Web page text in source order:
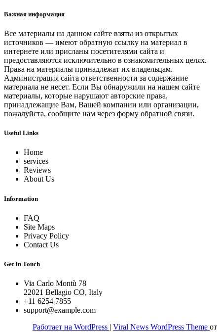
Важная информация
Все материалы на данном сайте взяты из открытых
источников — имеют обратную ссылку на материал в
интернете или присланы посетителями сайта и
предоставляются исключительно в ознакомительных целях.
Права на материалы принадлежат их владельцам.
Администрация сайта ответственности за содержание
материала не несет. Если Вы обнаружили на нашем сайте
материалы, которые нарушают авторские права,
принадлежащие Вам, Вашей компании или организации,
пожалуйста, сообщите нам через форму обратной связи.
Useful Links
Home
services
Reviews
About Us
Information
FAQ
Site Maps
Privacy Policy
Contact Us
Get In Touch
Via Carlo Montù 78
22021 Bellagio CO, Italy
+11 6254 7855
support@example.com
Работает на WordPress | Viral News WordPress Theme от